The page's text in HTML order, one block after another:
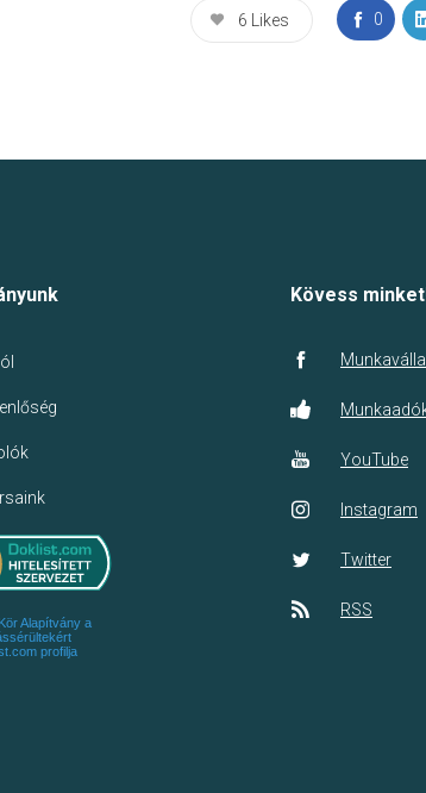
0
6 Likes
Alapítvány a
profilja
Kövess
YouTube
Instagram
Twitter
RSS